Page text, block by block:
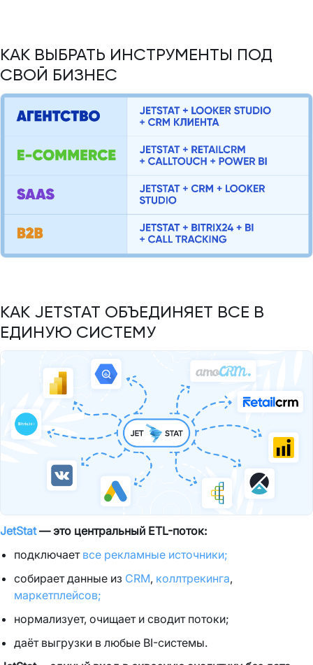
КАК ВЫБРАТЬ ИНСТРУМЕНТЫ ПОД
СВОЙ БИЗНЕС
КАК JETSTAT ОБЪЕДИНЯЕТ ВСЕ В
ЕДИНУЮ СИСТЕМУ
JetStat— это центральный ETL-поток:
подключает все рекламные источники;
собирает данные из CRM, коллтрекинга,
маркетплейсов;
нормализует, очищает и сводит потоки;
даёт выгрузки в любые BI-системы.